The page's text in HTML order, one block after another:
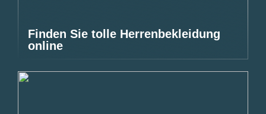
Finden Sie tolle Herrenbekleidung
online